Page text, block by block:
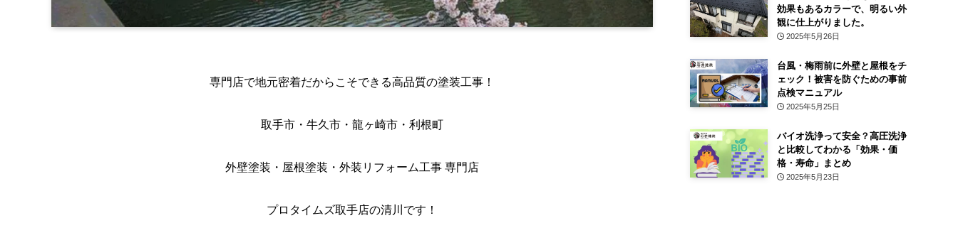
専門店で地元密着だからこそできる高品質の塗装工事！
取手市・牛久市・龍ヶ崎市・利根町
外壁塗装・屋根塗装・外装リフォーム工事 専門店
プロタイムズ取手店の清川です！
効果もあるカラーで、明るい外
観に仕上がりました。
2025年5月26日
台風・梅雨前に外壁と屋根をチ
ェック！被害を防ぐための事前
点検マニュアル
2025年5月25日
バイオ洗浄って安全？高圧洗浄
と比較してわかる「効果・価
格・寿命」まとめ
2025年5月23日